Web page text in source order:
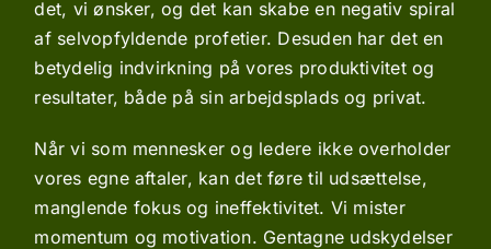
det, vi ønsker, og det kan skabe en negativ spiral
af selvopfyldende profetier. Desuden har det en
betydelig indvirkning på vores produktivitet og
resultater, både på sin arbejdsplads og privat.
Når vi som mennesker og ledere ikke overholder
vores egne aftaler, kan det føre til udsættelse,
manglende fokus og ineffektivitet. Vi mister
momentum og motivation. Gentagne udskydelser